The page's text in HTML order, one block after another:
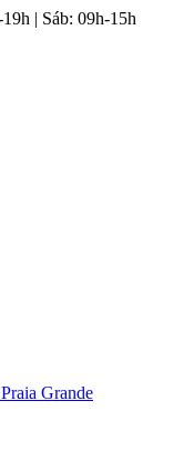
| Sáb: 09h-15h
Grande